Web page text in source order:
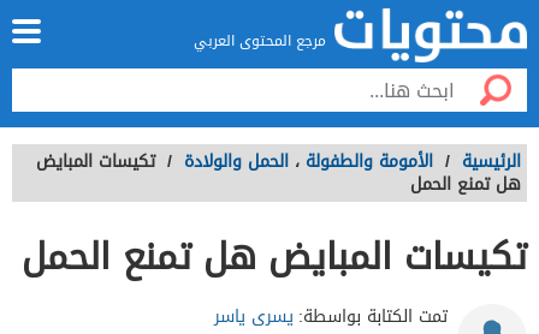
مرجع المحتوى العربي
الرئيسية / الأمومة والطفولة ، الحمل والولادة / تكيسات المبايض
هل تمنع الحمل
تكيسات المبايض هل تمنع الحمل
تمت الكتابة بواسطة: يسرى ياسر